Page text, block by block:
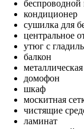
беспроводной
кондиционер
сушилка для
центральное
утюг с
балкон
домофон
шкаф
москитная
чистящие
ламинат